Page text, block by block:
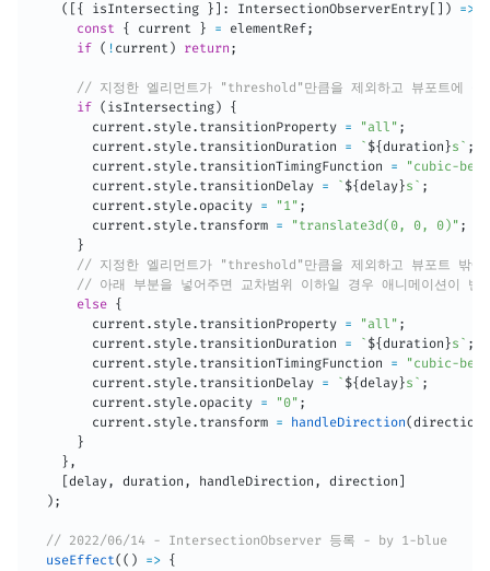
( { isIntersecting } : IntersectionObserverEntry ) =>
const
{ current } = elementRef;
if ( ! current ) return ;
// 지정한 엘리먼트가 "threshold"만큼을 제외하고 뷰포트에 들
if ( isIntersecting )
{
        current
. style. transitionProperty = "all" ;
        current
. style. transitionDuration = ` ${duration }s ` ;
        current
. style. transitionTimingFunction =
"cubic-
        current
. style. transitionDelay = ` ${delay }s ` ;
        current
. style. opacity = "1" ;
        current
. style. transform = "translate3d(0, 0, 0)" ;
}
// 지정한 엘리먼트가 "threshold"만큼을 제외하고 뷰포트 밖에
// 아래 부분을 넣어주면 교차범위 이하일 경우 애니메이션이 반
else {
        current
. style. transitionProperty = "all" ;
        current
. style. transitionDuration = ` ${duration }s ` ;
        current
. style. transitionTimingFunction =
"cubic-
        current
. style. transitionDelay = ` ${delay }s ` ;
        current
. style. opacity = "0" ;
        current
. style. transform = handleDirection(direction
}
} ,
delay, duration , handleDirection , direction
) ;
// 2022/06/14 - IntersectionObserver 등록 - by 1-blue
useEffect( ( ) => {